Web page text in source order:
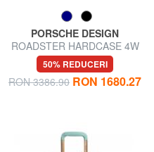
PORSCHE DESIGN
ROADSTER HARDCASE 4W
Cărucior mare, ultra-rezistent
50% REDUCERI
RON 3386.90 RON 1680.27